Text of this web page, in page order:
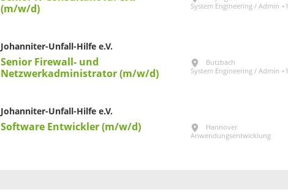
(m/w/d)
System Engineering / Admin +1
Johanniter-Unfall-Hilfe e.V.
Senior Firewall- und
Netzwerkadministrator (m/w/d)
Butzbach
System Engineering / Admin +1
Johanniter-Unfall-Hilfe e.V.
Software Entwickler (m/w/d)
Hannover
Anwendungsentwicklung